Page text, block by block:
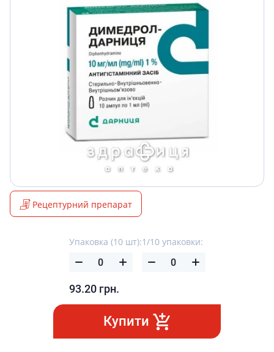
Рецептурний препарат
Упаковка (10 шт):
93.20 грн.
1/10 упаковки:
Купити